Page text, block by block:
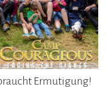
Ermutigung!